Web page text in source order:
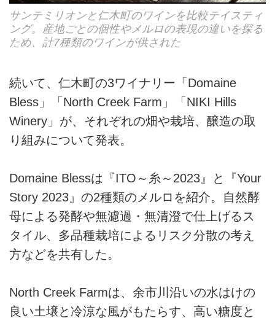
サンテミリオンと仁木町のワインを比較テイスティ
ング。産地ごとの個性やメルロの表現の違いを探る
ため、計7種類のワインが供された
続いて、仁木町の3ワイナリー「Domaine
Bless」「North Creek Farm」「NIKI Hills
Winery」が、それぞれの畑や栽培、醸造の取
り組みについて発表。
Domaine Blessは『ITO～糸～2023』と『Your
Story 2023』の2種類のメルロを紹介。自然酵
母による発酵や無濾過・無清澄で仕上げるス
タイル、多品種栽培によるリスク分散の考え
方などを共有した。
North Creek Farmは、余市川沿いの水はけの
良い土壌と冷涼な風がもたらす、高い糖度と